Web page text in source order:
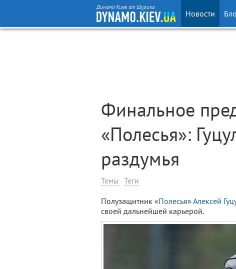
Динамо Киев от Шурика
Новости
Финальное
«Полесья»:
раздумья
Темы Теги
Полузащитник «Полесья» Алексей
своей дальнейшей карьерой.